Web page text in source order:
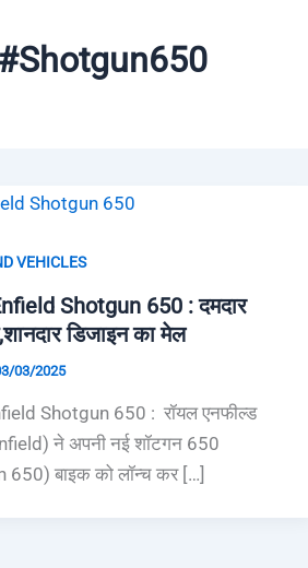
VEHICLES
Shotgun 650 : दमदार
डिजाइन का मेल
03/2025
Shotgun 650 : रॉयल एनफील्ड
ने अपनी नई शॉटगन 650
650) बाइक को लॉन्च कर […]